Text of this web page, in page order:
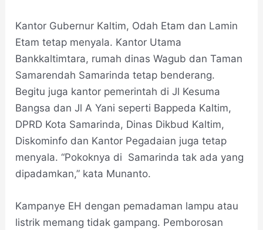
Kantor Gubernur Kaltim, Odah Etam dan Lamin
Etam tetap menyala. Kantor Utama
Bankkaltimtara, rumah dinas Wagub dan Taman
Samarendah Samarinda tetap benderang.
Begitu juga kantor pemerintah di Jl Kesuma
Bangsa dan Jl A Yani seperti Bappeda Kaltim,
DPRD Kota Samarinda, Dinas Dikbud Kaltim,
Diskominfo dan Kantor Pegadaian juga tetap
menyala. “Pokoknya di Samarinda tak ada yang
dipadamkan,” kata Munanto.
Kampanye EH dengan pemadaman lampu atau
listrik memang tidak gampang. Pemborosan